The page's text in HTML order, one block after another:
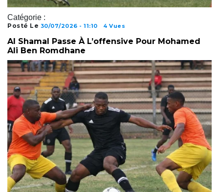
Catégorie :
Posté Le 30/07/2026 - 11:10 4 Vues
Al Shamal Passe À L’offensive Pour Mohamed
Ali Ben Romdhane